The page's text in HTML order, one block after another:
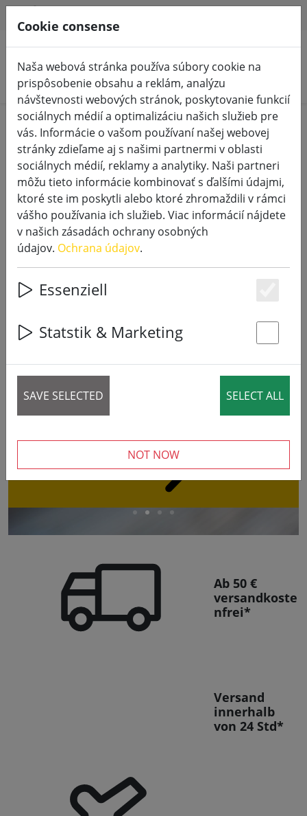
Vyhľadať produkty
Wasser- und WetterfestFernbedienbar &
JETZT
Ab 50 €
versandkoste
nfrei*
Versand
innerhalb
von 24 Std*
Cookie consense
Naša webová stránka používa súbory cookie na
prispôsobenie obsahu a reklám, analýzu
návštevnosti webových stránok, poskytovanie funkcií
sociálnych médií a optimalizáciu našich služieb pre
vás. Informácie o vašom používaní našej webovej
stránky zdieľame aj s našimi partnermi v oblasti
sociálnych médií, reklamy a analytiky. Naši partneri
môžu tieto informácie kombinovať s ďalšími údajmi,
ktoré ste im poskytli alebo ktoré zhromaždili v rámci
vášho používania ich služieb. Viac informácií nájdete
v našich zásadách ochrany osobných
údajov. Ochrana údajov.
Essenziell
Statstik & Marketing
SAVE SELECTED SELECT ALL
NOT NOW